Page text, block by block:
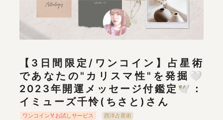
【3日間限定/ワンコイン】占星術
であなたの"カリスマ性"を発掘🤍
2023年開運メッセージ付鑑定🕊：
イミューズ千怜(ちさと)さん
ワンコイン🏅お試しサービス 西洋占星術